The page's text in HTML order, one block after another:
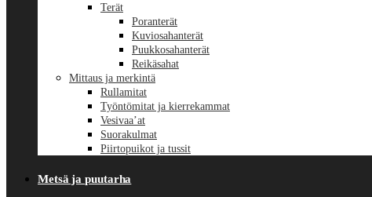
Terät
Poranterät
Kuviosahanterät
Puukkosahanterät
Reikäsahat
Mittaus ja merkintä
Rullamitat
Työntömitat ja kierrekammat
Vesivaa’at
Suorakulmat
Piirtopuikot ja tussit
Metsä ja puutarha